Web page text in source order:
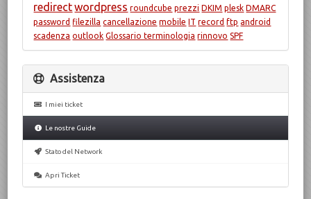
redirectwordpress roundcube prezzi DKIM plesk DMARC
password filezilla cancellazione mobile IT record ftp android
scadenza outlook Glossario terminologia rinnovo SPF
Assistenza
I miei ticket
Le nostre Guide
Stato del Network
Apri Ticket